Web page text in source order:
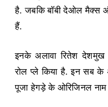
है. जबकि बॉबी देओल मैक्स
हैं.
इनके अलावा रितेश देशमुख
रोल प्ले किया है. इन सब
पूजा हेगड़े के ओरिजिनल नाम